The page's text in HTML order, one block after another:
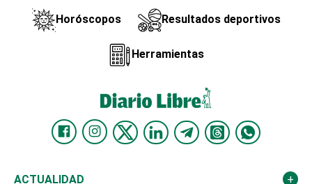
Horóscopos Resultados deportivos
Herramientas
ACTUALIDAD